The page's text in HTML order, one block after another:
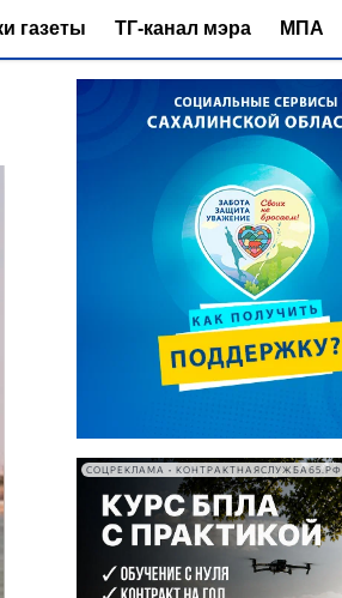
газеты ТГ-канал мэра МПА
СОЦРЕКЛАМА • КОНТРАКТНАЯСЛУЖБА65.РФ